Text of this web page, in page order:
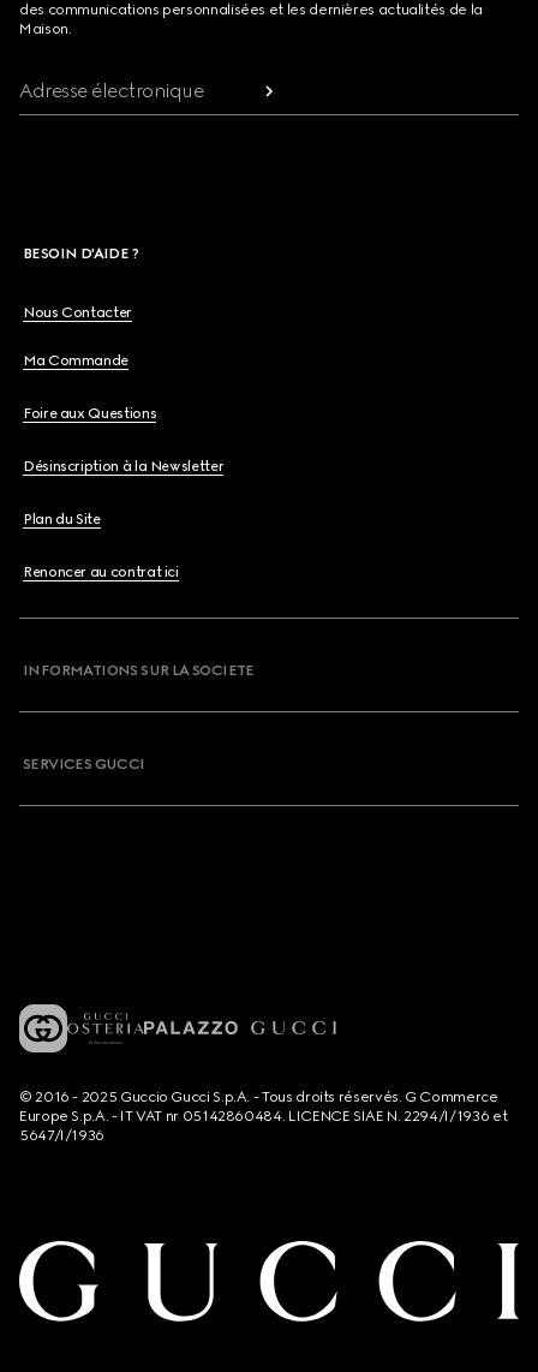
des communications personnalisées et les dernières actualités de la
Maison.
Adresse électronique
BESOIN D'AIDE ?
Nous Contacter
Ma Commande
Foire aux Questions
Désinscription à la Newsletter
Plan du Site
Renoncer au contrat ici
INFORMATIONS SUR LA SOCIETE
SERVICES GUCCI
© 2016 - 2025 Guccio Gucci S.p.A. - Tous droits réservés. G Commerce
Europe S.p.A. - IT VAT nr 05142860484. LICENCE SIAE N. 2294/I/1936 et
5647/I/1936